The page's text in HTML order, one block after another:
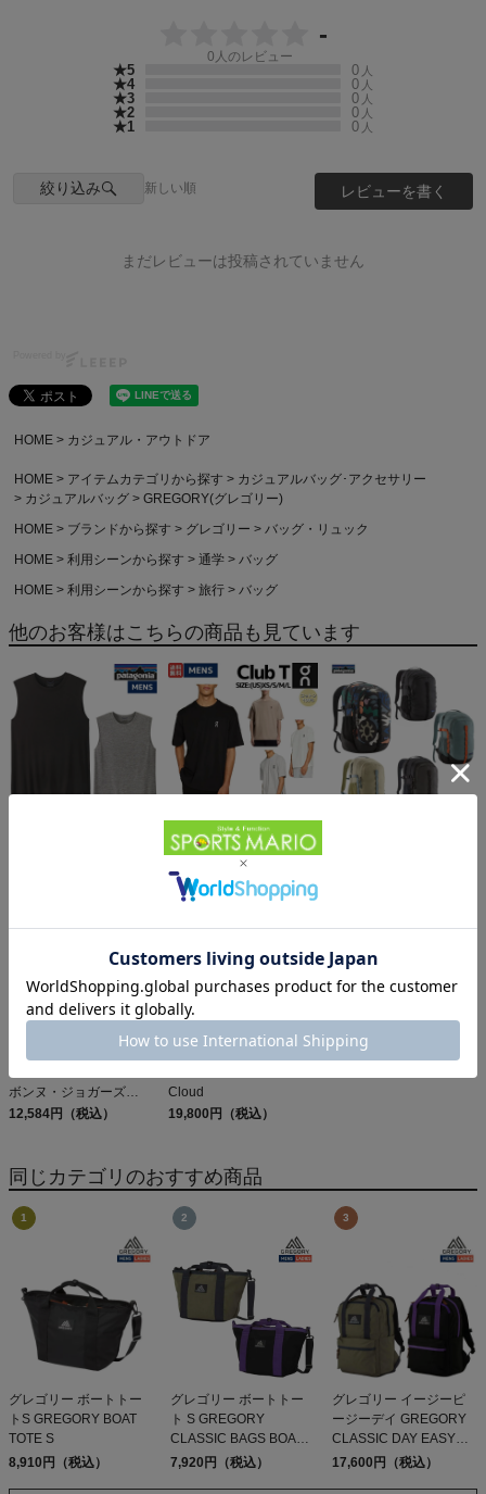
-
0 人のレビュー
★5 0 人
★4 0 人
★3 0 人
★2 0 人
★1 0 人
絞り込み 新しい順 レビューを書く
まだレビューは投稿されていません
HOME カジュアル・アウトドア
HOME アイテムカテゴリから探す
カジュアルバッグ･アクセサリー
カジュアルバッグ
GREGORY(グレゴリー)
HOME
ブランドから探す グレゴリー
バッグ・リュック
HOME
利用シーンから探す 通学
バッグ
HOME
利用シーンから探す 旅行 バッグ
他のお客様はこちらの商品も見ています
オン クラブT On Club T
6,600円（税込）
ボンヌ・ジョガーズ
PATAGONIA MS
12,584円（税込）
Cloud
19,800円（税込）
同じカテゴリのおすすめ商品
グレゴリー ボートトー
トS GREGORY BOAT
TOTE S
8,910円（税込）
グレゴリー ボートトー
ト S GREGORY
CLASSIC BAGS BOAT
TOTE
7,920円（税込）
グレゴリー イージーピ
ージーデイ GREGORY
CLASSIC DAY EASY
PEASY
17,600円（税込）